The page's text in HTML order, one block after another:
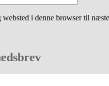
i denne browser til